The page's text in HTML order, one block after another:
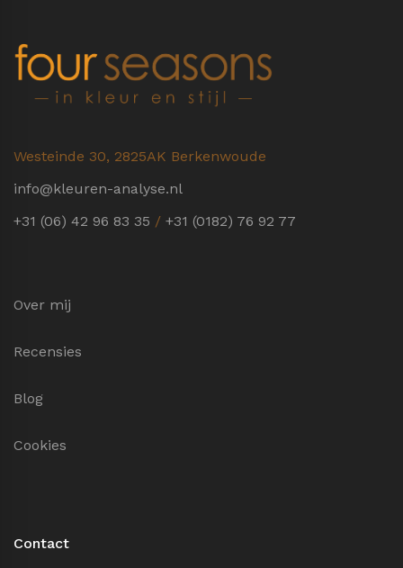
Westeinde 30, 2825AK Berkenwoude
info@kleuren-analyse.nl
+31 (06) 42 96 83 35 / +31 (0182) 76 92 77
Over mij
Recensies
Blog
Cookies
Contact